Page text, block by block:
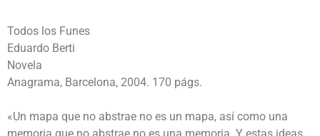
Todos los Funes
Eduardo Berti
Novela
Anagrama, Barcelona, 2004. 170 págs.
«Un mapa que no abstrae no es un mapa, así como una